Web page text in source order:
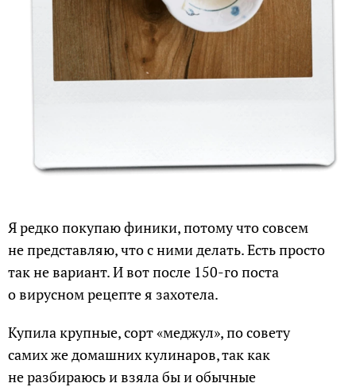
Я редко покупаю финики, потому что совсем
не представляю, что с ними делать. Есть просто
так не вариант. И вот после 150-го поста
о вирусном рецепте я захотела.
Купила крупные, сорт «меджул», по совету
самих же домашних кулинаров, так как
не разбираюсь и взяла бы и обычные